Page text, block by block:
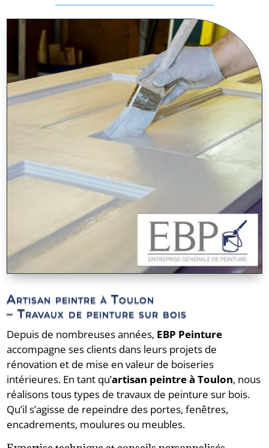
Artisan peintre à Toulon
– Travaux de peinture sur bois
Depuis de nombreuses années, EBP Peinture
accompagne ses clients dans leurs projets de
rénovation et de mise en valeur de boiseries
intérieures. En tant qu’artisan peintre à Toulon, nous
réalisons tous types de travaux de peinture sur bois.
Qu’il s’agisse de repeindre des portes, fenêtres,
encadrements, moulures ou meubles.